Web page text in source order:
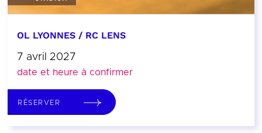
OL LYONNES / RC LENS
7 avril 2027
date et heure à confirmer
RÉSERVER